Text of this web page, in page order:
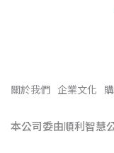
關於我們 企業文化
本公司委由順利智慧